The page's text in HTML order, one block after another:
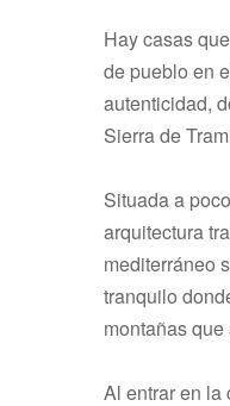
Hay casas
de pueblo en
autenticidad,
Sierra de
Situada a
arquitectura
mediterráneo
tranquilo
montañas
Al entrar en la